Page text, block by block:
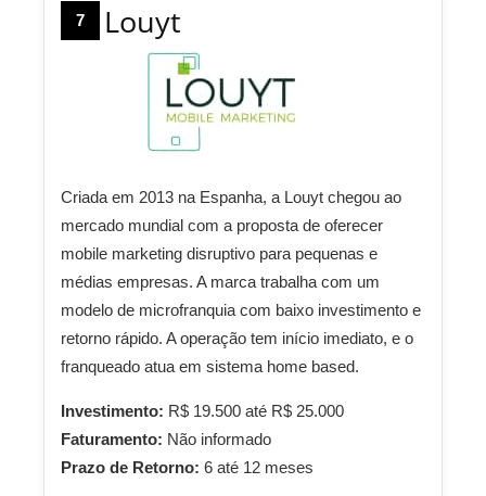
7 Louyt
Criada em 2013 na Espanha, a Louyt chegou ao
mercado mundial com a proposta de oferecer
mobile marketing disruptivo para pequenas e
médias empresas. A marca trabalha com um
modelo de microfranquia com baixo investimento e
retorno rápido. A operação tem início imediato, e o
franqueado atua em sistema home based.
Investimento: R$ 19.500 até R$ 25.000
Faturamento: Não informado
Prazo de Retorno: 6 até 12 meses